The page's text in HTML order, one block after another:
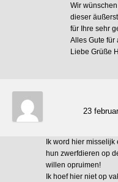
Wir
dieser
für Ihre sehr
Alles Gute für
Liebe Grüße
23
Ik word hier
hun zwerfdieren op
willen opruimen!
Ik hoef hier niet op